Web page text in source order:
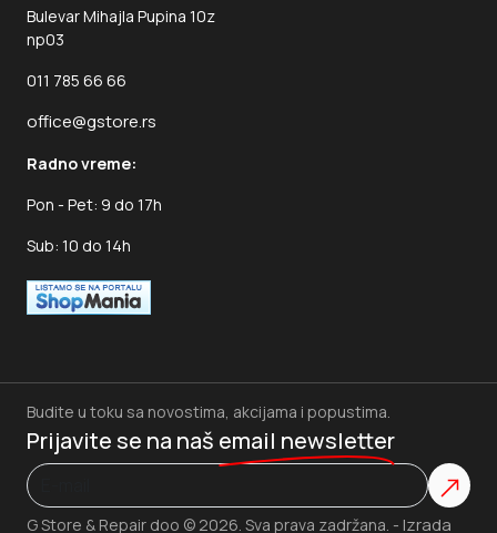
Bulevar Mihajla Pupina 10z
np03
011 785 66 66
office@gstore.rs
Radno vreme:
Pon - Pet: 9 do 17h
Sub: 10 do 14h
G Store & Repair doo © 2026. Sva prava zadržana. - Izrada
Budite u toku sa novostima, akcijama i popustima.
Prijavite se na naš email newsletter